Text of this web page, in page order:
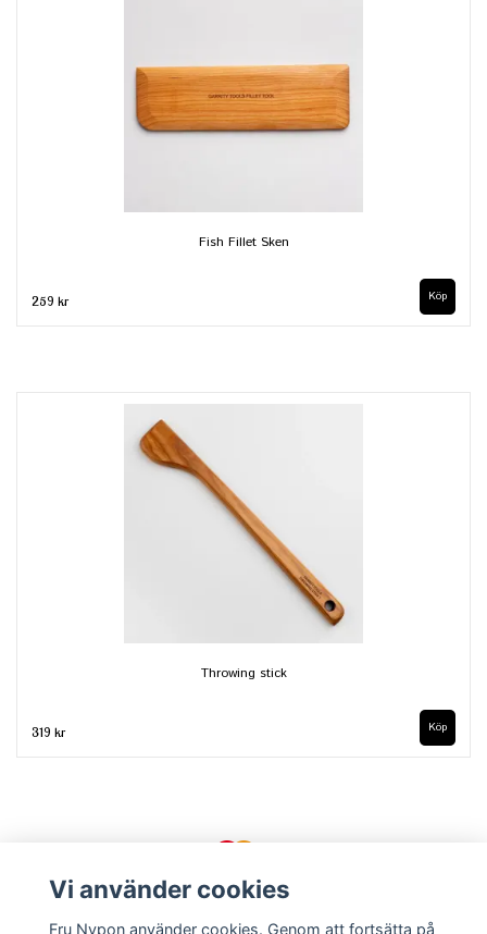
Fish Fillet Sken
259 kr
Throwing stick
319 kr
Vi använder cookies
Fru Nypon använder cookies. Genom att fortsätta på